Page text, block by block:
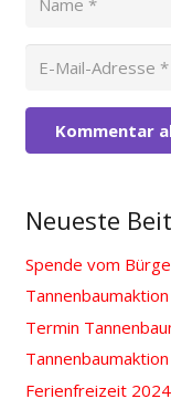
Kommentar
Neueste
Spende vom
Termin
Ferienfreizeit 2024